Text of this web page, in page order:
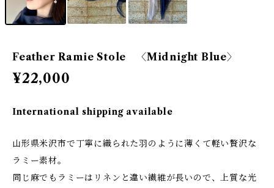
Feather Ramie Stole 〈Midnight Blue〉
¥22,000
International shipping available
山形県米沢市で丁寧に織られた羽のように薄くて軽い贅沢な
ラミー素材。
同じ麻でもラミーはリネンと違い繊維が長いので、上質な光